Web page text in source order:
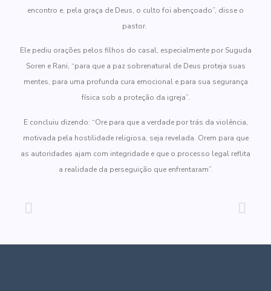
encontro e, pela graça de Deus, o culto foi abençoado”, disse o
pastor.
Ele pediu orações pelos filhos do casal, especialmente por Suguda
Soren e Rani, “para que a paz sobrenatural de Deus proteja suas
mentes, para uma profunda cura emocional e para sua segurança
física sob a proteção da igreja”.
E concluiu dizendo: “Ore para que a verdade por trás da violência,
motivada pela hostilidade religiosa, seja revelada. Orem para que
as autoridades ajam com integridade e que o processo legal reflita
a realidade da perseguição que enfrentaram”.